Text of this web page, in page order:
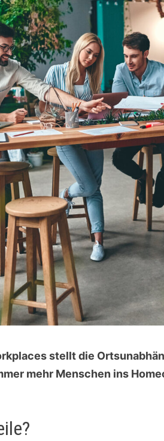
stellt die
mehr Menschen ins